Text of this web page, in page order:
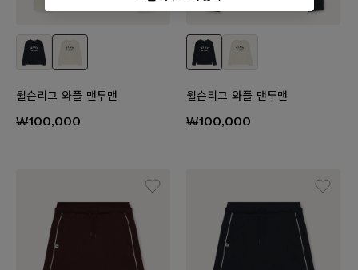
윌슨리그 와플 맨투맨
₩100,000
윌슨리그 와플 맨투맨
₩100,000